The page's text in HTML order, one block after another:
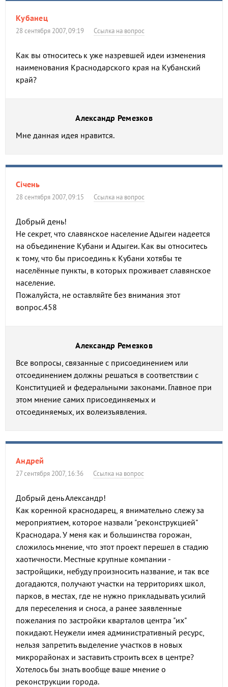
Кубанец
28 сентября 2007, 09:19 Ссылка на вопрос
Как вы относитесь к уже назревшей идеи изменения
наименования Краснодарского края на Кубанский
край?
Александр Ремезков
Мне данная идея нравится.
Сiчень
28 сентября 2007, 09:15 Ссылка на вопрос
Добрый день!
Не секрет, что славянское население Адыгеи надеется
на объединение Кубани и Адыгеи. Как вы относитесь
к тому, что бы присоединь к Кубани хотябы те
населённые пункты, в которых проживает славянское
население.
Пожалуйста, не оставляйте без внимания этот
вопрос.458
Александр Ремезков
Все вопросы, связанные с присоединением или
отсоединением должны решаться в соответствии с
Конституцией и федеральными законами. Главное при
этом мнение самих присоединяемых и
отсоединяемых, их волеизъявления.
Андрей
27 сентября 2007, 16:36 Ссылка на вопрос
Добрый день Александр!
Как коренной краснодарец, я внимательно слежу за
мероприятием, которое назвали "реконструкцией"
Краснодара. У меня как и большинства горожан,
сложилось мнение, что этот проект перешел в стадию
хаотичности. Местные крупные компании -
застройщики, небуду произносить название, и так все
догадаются, получают участки на территориях школ,
парков, в местах, где не нужно прикладывать усилий
для переселения и сноса, а ранее заявленные
пожелания по застройки кварталов центра "их"
покидают. Неужели имея административный ресурс,
нельзя запретить выделение участков в новых
микрорайонах и заставить строить всех в центре?
Хотелось бы знать вообще ваше мнение о
реконструкции города.